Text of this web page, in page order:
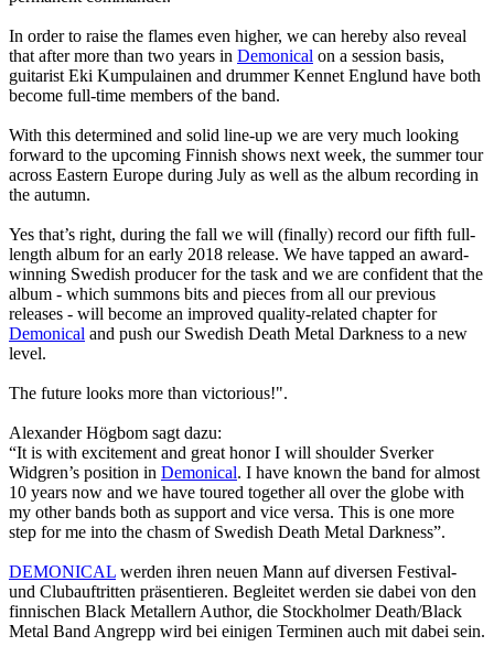
In order to raise the flames even higher, we can hereby also reveal
that after more than two years in Demonical on a session basis,
guitarist Eki Kumpulainen and drummer Kennet Englund have both
become full-time members of the band.
With this determined and solid line-up we are very much looking
forward to the upcoming Finnish shows next week, the summer tour
across Eastern Europe during July as well as the album recording in
the autumn.
Yes that’s right, during the fall we will (finally) record our fifth full-
length album for an early 2018 release. We have tapped an award-
winning Swedish producer for the task and we are confident that the
album - which summons bits and pieces from all our previous
releases - will become an improved quality-related chapter for
Demonical and push our Swedish Death Metal Darkness to a new
level.
The future looks more than victorious!".
Alexander Högbom sagt dazu:
“It is with excitement and great honor I will shoulder Sverker
Widgren’s position in Demonical. I have known the band for almost
10 years now and we have toured together all over the globe with
my other bands both as support and vice versa. This is one more
step for me into the chasm of Swedish Death Metal Darkness”.
DEMONICAL werden ihren neuen Mann auf diversen Festival-
und Clubauftritten präsentieren. Begleitet werden sie dabei von den
finnischen Black Metallern Author, die Stockholmer Death/Black
Metal Band Angrepp wird bei einigen Terminen auch mit dabei sein.